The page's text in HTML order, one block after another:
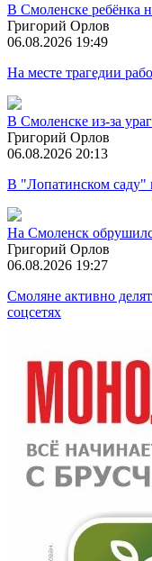
В Смоленске ребёнка
Григорий Орлов
06.08.2026 19:49
На месте трагедии
В Смоленске из-за
Григорий Орлов
06.08.2026 20:13
В "Лопатинском саду"
На Смоленск
Григорий Орлов
06.08.2026 19:27
Смоляне активно
соцсетях